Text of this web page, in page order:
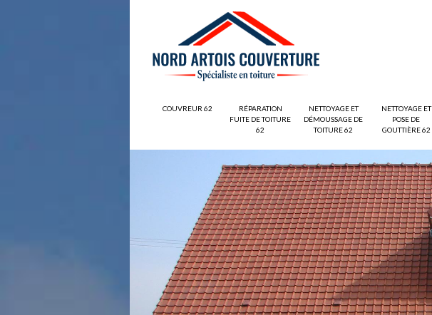
COUVREUR 62
RÉPARATION
FUITE DE TOITURE
62
NETTOYAGE ET
DÉMOUSSAGE DE
TOITURE 62
NETTOYAGE ET
POSE DE
GOUTTIÈRE 62